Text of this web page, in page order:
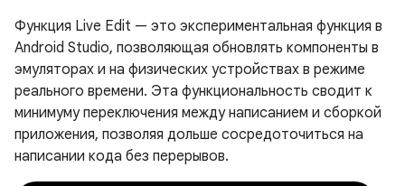
Функция Live Edit — это экспериментальная функция в
Android Studio, позволяющая обновлять компоненты в
эмуляторах и на физических устройствах в режиме
реального времени. Эта функциональность сводит к
минимуму переключения между написанием и сборкой
приложения, позволяя дольше сосредоточиться на
написании кода без перерывов.